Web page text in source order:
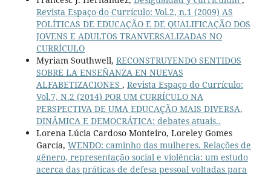
Revista Espaço do Currículo: Vol.2, n.1 (2009) AS
POLÍTICAS DE EDUCAÇÃO E DE QUALIFICAÇÃO DOS
JOVENS E ADULTOS TRANVERSALIZADAS NO
CURRÍCULO
Myriam Southwell, RECONSTRUYENDO SENTIDOS
SOBRE LA ENSEÑANZA EN NUEVAS
ALFABETIZACIONES , Revista Espaço do Currículo:
Vol.7, N.2 (2014) POR UM CURRÍCULO NA
PERSPECTIVA DE UMA EDUCAÇÃO MAIS DIVERSA,
DINÂMICA E DEMOCRÁTICA: debates atuais..
Lorena Lúcia Cardoso Monteiro, Loreley Gomes
García, WENDO: caminho das mulheres. Relações de
gênero, representação social e violência: um estudo
acerca das práticas de defesa pessoal voltadas para